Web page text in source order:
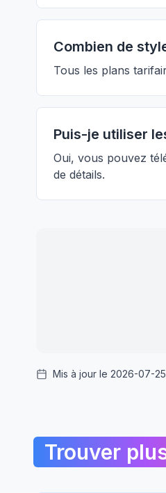
Combien de
Tous les plans
Puis-je utiliser
Oui, vous pouvez
de détails.
Mis à jour le 2026-07-25
Trouver